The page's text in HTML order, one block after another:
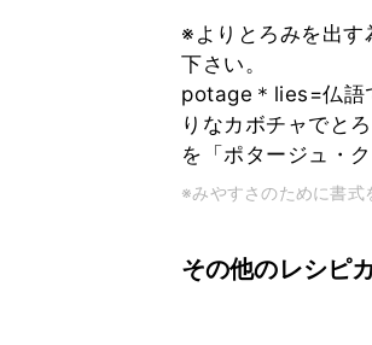
※よりとろみを出
下さい。
potage＊lies=仏語
りなカボチャでと
を「ポタージュ・
※みやすさのために書式
その他のレシピ